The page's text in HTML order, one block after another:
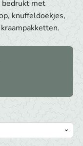
bedrukt met
, knuffeldoekjes,
.